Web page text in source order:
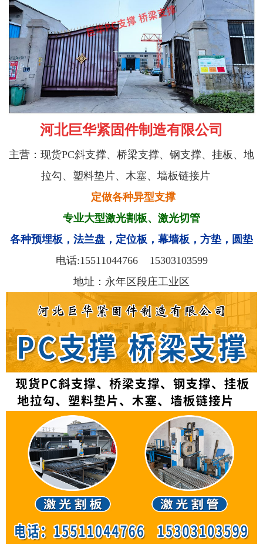
河北巨华紧固件制造有限公司
主营：现货PC斜支撑、桥梁支撑、钢支撑、挂板、地
拉勾、塑料垫片、木塞、墙板链接片
定做各种异型支撑
专业大型激光割板、激光切管
各种预埋板，法兰盘，定位板，幕墙板，方垫，圆垫
电话:15511044766
15303103599
地址：永年区段庄工业区